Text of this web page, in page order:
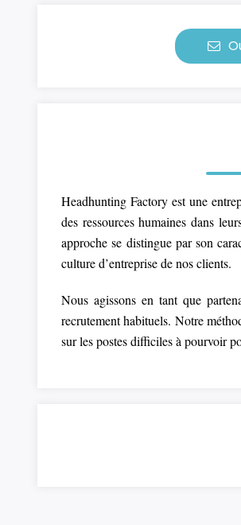
Headhunting Factory est une
des ressources humaines dans
approche se distingue par son
culture d’entreprise de nos clients.
Nous agissons en tant que
recrutement habituels. Notre
sur les postes difficiles à pourvoir